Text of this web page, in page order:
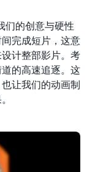
们的创意与硬性
完成短片，这意
计整部影片。考
的高速追逐。这
让我们的动画制